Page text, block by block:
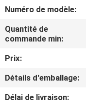
VISITE
D'USINE
CONTRÔLE
DE
QUALITÉ
Numéro de modèle:
Quantité de
commande min:
Prix:
Détails d'emballage:
Délai de livraison: